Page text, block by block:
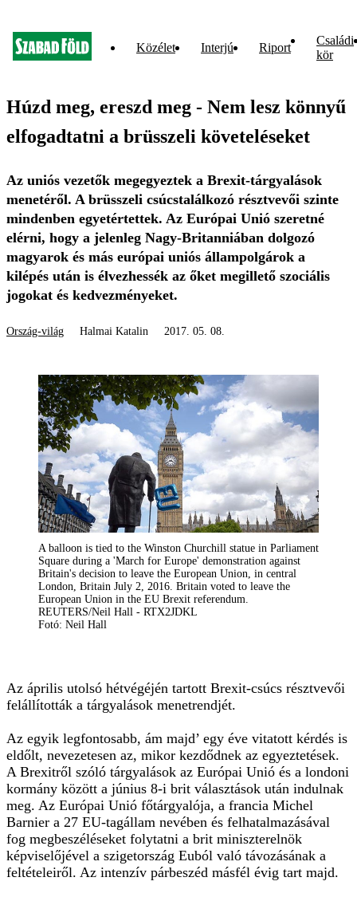
Közélet Interjú Riport
Családi
kör
Húzd meg, ereszd meg - Nem lesz könnyű
elfogadtatni a brüsszeli követeléseket
Az uniós vezetők megegyeztek a Brexit-tárgyalások
menetéről. A brüsszeli csúcstalálkozó résztvevői szinte
mindenben egyetértettek. Az Európai Unió szeretné
elérni, hogy a jelenleg Nagy-Britanniában dolgozó
magyarok és más európai uniós állampolgárok a
kilépés után is élvezhessék az őket megillető szociális
jogokat és kedvezményeket.
Ország-világ Halmai Katalin 2017. 05. 08.
A balloon is tied to the Winston Churchill statue in Parliament
Square during a 'March for Europe' demonstration against
Britain's decision to leave the European Union, in central
London, Britain July 2, 2016. Britain voted to leave the
European Union in the EU Brexit referendum.
REUTERS/Neil Hall - RTX2JDKL
Fotó: Neil Hall
Az április utolsó hétvégéjén tartott Brexit-csúcs résztvevői
felállították a tárgyalások menetrendjét.
Az egyik legfontosabb, ám majd’ egy éve vitatott kérdés is
eldőlt, nevezetesen az, mikor kezdődnek az egyeztetések.
A Brexitről szóló tárgyalások az Európai Unió és a londoni
kormány között a június 8-i brit választások után indulnak
meg. Az Európai Unió főtárgyalója, a francia Michel
Barnier a 27 EU-tagállam nevében és felhatalmazásával
fog megbeszéléseket folytatni a brit miniszterelnök
képviselőjével a szigetország Euból való távozásának a
feltételeiről. Az intenzív párbeszéd másfél évig tart majd.